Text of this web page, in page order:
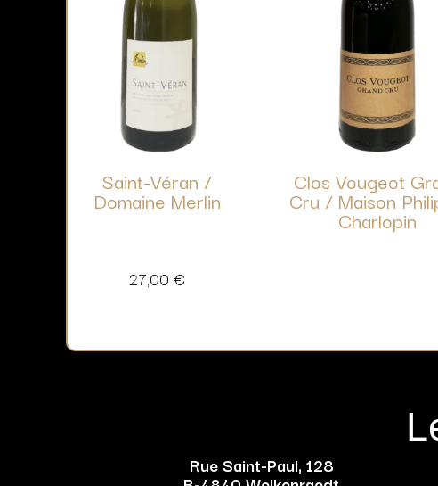
Saint-Véran /
Domaine Merlin
27,00 €
Clos Vougeot
Cru / Maison
Charlopin
Rue Saint-Paul, 128